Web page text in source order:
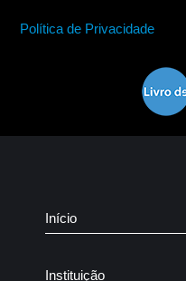
Política de Privacidade
Início
Instituição